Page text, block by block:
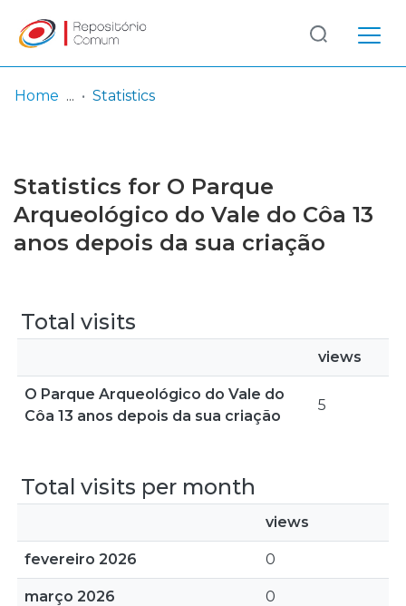
Browse repository
Entities
Log
In
(current)
Home Statistics
Statistics for O Parque
Arqueológico do Vale do Côa 13
anos depois da sua criação
Total visits
views
O Parque Arqueológico do Vale do
Côa 13 anos depois da sua criação
5
Total visits per month
views
fevereiro 2026 0
março 2026 0